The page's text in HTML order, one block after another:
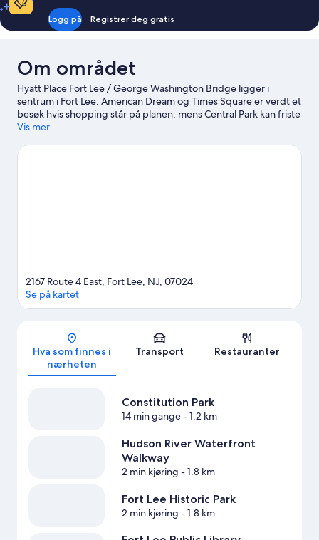
Logg på Registrer deg gratis
Om området
Hyatt Place Fort Lee / George Washington Bridge ligger i
sentrum i Fort Lee. American Dream og Times Square er verdt et
besøk hvis shopping står på planen, mens Central Park kan friste
med vakre omgivelser. Er du på utkikk etter et arrangement
stadion har noe interessant på plakaten.
Vis mer
Kart
2167 Route 4 East, Fort Lee, NJ, 07024
Se på kartet
Hva som finnes i
nærheten
Transport Restauranter
Constitution Park
14 min gange- 1.2 km
Hudson River Waterfront
Walkway
2 min kjøring - 1.8 km
Fort Lee Historic Park
2 min kjøring - 1.8 km